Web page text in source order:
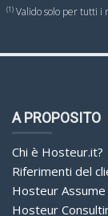
(1)Valido solo per tutti i
A PROPOSITO
Chi è Hosteur.it?
Riferimenti del
Hosteur Assume
Hosteur